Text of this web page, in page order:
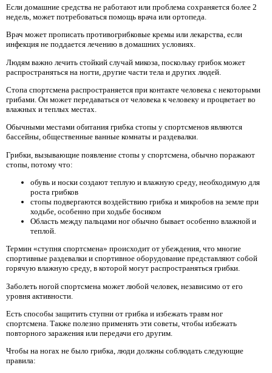
Если домашние средства не работают или проблема сохраняется более 2
недель, может потребоваться помощь врача или ортопеда.
Врач может прописать противогрибковые кремы или лекарства, если
инфекция не поддается лечению в домашних условиях.
Людям важно лечить стойкий случай микоза, поскольку грибок может
распространяться на ногти, другие части тела и других людей.
Стопа спортсмена распространяется при контакте человека с некоторыми
грибами. Он может передаваться от человека к человеку и процветает во
влажных и теплых местах.
Обычными местами обитания грибка стопы у спортсменов являются
бассейны, общественные ванные комнаты и раздевалки.
Грибки, вызывающие появление стопы у спортсмена, обычно поражают
стопы, потому что:
обувь и носки создают теплую и влажную среду, необходимую для
роста грибков
стопы подвергаются воздействию грибка и микробов на земле при
ходьбе, особенно при ходьбе босиком
Область между пальцами ног обычно бывает особенно влажной и
теплой.
Термин «ступня спортсмена» происходит от убеждения, что многие
спортивные раздевалки и спортивное оборудование представляют собой
горячую влажную среду, в которой могут распространяться грибки.
Заболеть ногой спортсмена может любой человек, независимо от его
уровня активности.
Есть способы защитить ступни от грибка и избежать травм ног
спортсмена. Также полезно применять эти советы, чтобы избежать
повторного заражения или передачи его другим.
Чтобы на ногах не было грибка, люди должны соблюдать следующие
правила: